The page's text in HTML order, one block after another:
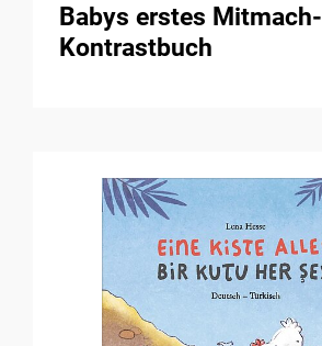
Babys erstes Mitmach-
Kontrastbuch